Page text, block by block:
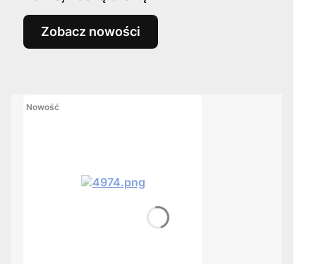
Zobacz nowości
Nowość